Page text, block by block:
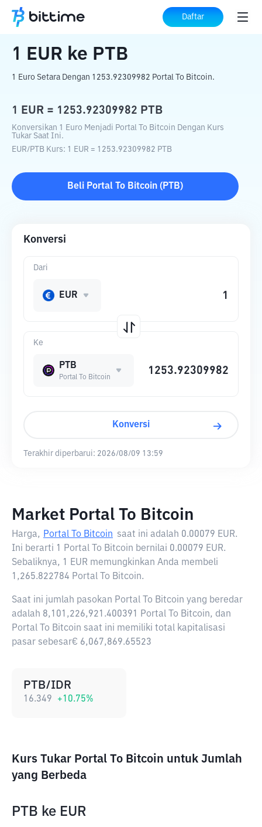
Daftar
Beranda Konverter Kripto ke PTB
1 EUR ke PTB
1 Euro Setara Dengan 1253.92309982 Portal To Bitcoin.
1 EUR = 1253.92309982 PTB
Konversikan 1 Euro Menjadi Portal To Bitcoin Dengan Kurs
Tukar Saat Ini.
EUR/PTB Kurs: 1 EUR = 1253.92309982 PTB
Beli Portal To Bitcoin ( PTB)
Konversi
Ke
PTB
Portal To Bitcoin
Dari
EUR
Konversi
Terakhir diperbarui: 2026/08/09 13:59
Market Portal To Bitcoin
Harga, Portal To Bitcoin saat ini adalah 0.00079 EUR.
Ini berarti 1 Portal To Bitcoin bernilai 0.00079 EUR.
Sebaliknya, 1 EUR memungkinkan Anda membeli
1,265.822784 Portal To Bitcoin.
Saat ini jumlah pasokan Portal To Bitcoin yang beredar
adalah 8,101,226,921.400391 Portal To Bitcoin, dan
Portal To Bitcoin saat ini memiliki total kapitalisasi
pasar sebesar€ 6,067,869.65523
PTB/IDR
16.349 +10.75%
Kurs Tukar Portal To Bitcoin untuk Jumlah
yang Berbeda
PTB ke EUR